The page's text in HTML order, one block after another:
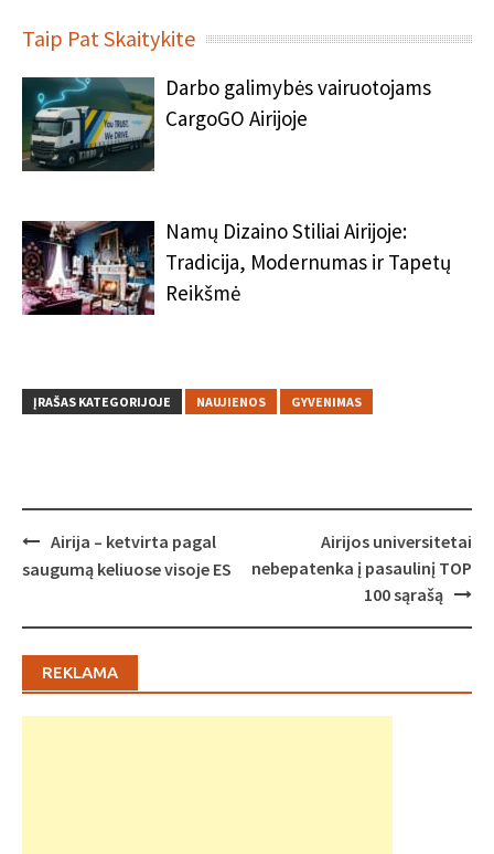
Taip Pat Skaitykite
Darbo galimybės vairuotojams
CargoGO Airijoje
Namų Dizaino Stiliai Airijoje:
Tradicija, Modernumas ir Tapetų
Reikšmė
ĮRAŠAS KATEGORIJOJE NAUJIENOS GYVENIMAS
Post
navigation
Airija – ketvirta pagal
saugumą keliuose visoje ES
Airijos universitetai
nebepatenka į pasaulinį TOP
100 sąrašą
REKLAMA